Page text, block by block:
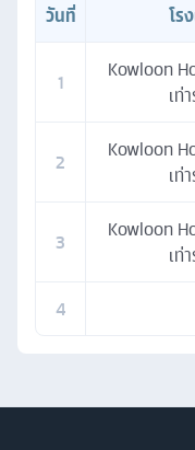
วันที่ โร
1
Kowloon
เท่
2
Kowloon
เท่
3
Kowloon
เท่
4